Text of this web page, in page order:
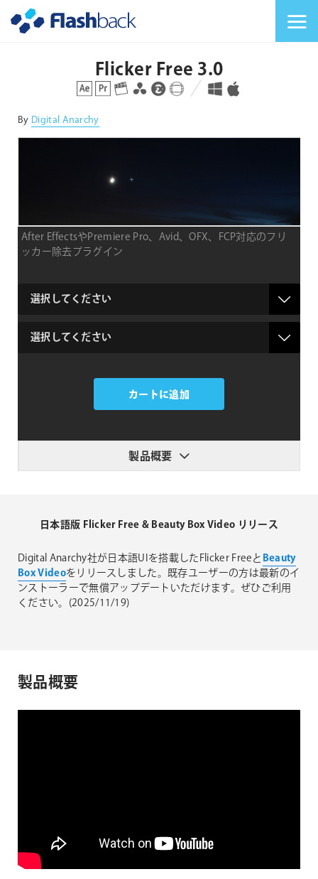
Flicker Free 3.0
対応プラットフォーム 対応OS
By Digital Anarchy
After EffectsやPremiere Pro、Avid、OFX、FCP対応のフリ
ッカー除去プラグイン
products
type
カートに追加
製品概要
日本語版 Flicker Free & Beauty Box Video リリース
Digital Anarchy社が日本語UIを搭載したFlicker Freeと Beauty
Box Videoをリリースしました。既存ユーザーの方は最新のイ
ンストーラーで無償アップデートいただけます。ぜひご利用
ください。(2025/11/19)
製品概要